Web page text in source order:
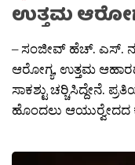
ಉತ್ತಮ
– ಸಂಜೀವ್ ಹೆಚ್. ಎಸ್.
ಆರೋಗ್ಯ, ಉತ್ತಮ
ಸಾಕಶ್ಟು ಚರ‍್ಚಿಸಿದ್ದೇನೆ.
ಹೊಂದಲು ಆಯುರ‍್ವೇದದ